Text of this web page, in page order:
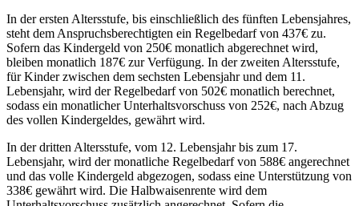
In der ersten Altersstufe, bis einschließlich des fünften Lebensjahres,
steht dem Anspruchsberechtigten ein Regelbedarf von 437€ zu.
Sofern das Kindergeld von 250€ monatlich abgerechnet wird,
bleiben monatlich 187€ zur Verfügung. In der zweiten Altersstufe,
für Kinder zwischen dem sechsten Lebensjahr und dem 11.
Lebensjahr, wird der Regelbedarf von 502€ monatlich berechnet,
sodass ein monatlicher Unterhaltsvorschuss von 252€, nach Abzug
des vollen Kindergeldes, gewährt wird.
In der dritten Altersstufe, vom 12. Lebensjahr bis zum 17.
Lebensjahr, wird der monatliche Regelbedarf von 588€ angerechnet
und das volle Kindergeld abgezogen, sodass eine Unterstützung von
338€ gewährt wird. Die Halbwaisenrente wird dem